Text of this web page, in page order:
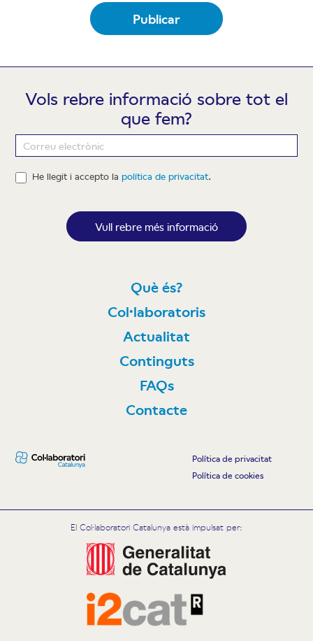
Publicar
Vols rebre informació sobre tot el
que fem?
Newsletter
He llegit i accepto lapolítica de privacitat.
Vull rebre més informació
Què és?
Col·laboratoris
Actualitat
Continguts
FAQs
Contacte
Política de privacitat
Política de cookies
El Col·laboratori Catalunya està impulsat per: